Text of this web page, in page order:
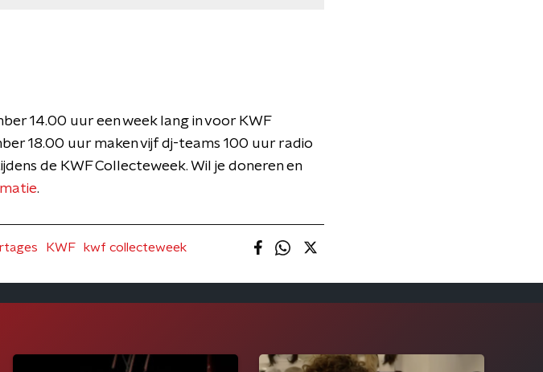
14.00 uur een week lang in voor KWF
18.00 uur maken vijf dj-teams 100 uur radio
de KWF Collecteweek. Wil je doneren en
.
KWF kwf collecteweek